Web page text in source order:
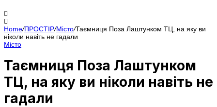
Home/ПРОСТІР/Місто/Таємниця Поза Лаштунком ТЦ, на яку ви
ніколи навіть не гадали
Місто
Таємниця Поза Лаштунком
ТЦ, на яку ви ніколи навіть не
гадали